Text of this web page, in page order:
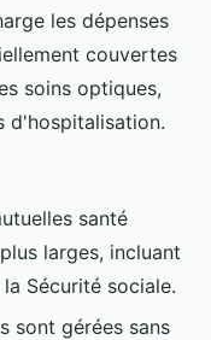
les dépenses
couvertes
soins optiques,
d'hospitalisation.
santé
larges, incluant
Sécurité sociale.
sont gérées sans